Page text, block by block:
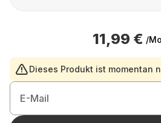
11,99 € /
Dieses Produkt ist momentan
E-Mail